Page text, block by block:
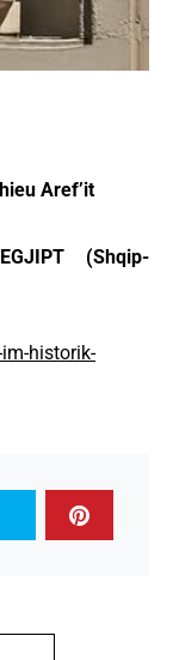
Aref’it
(Shqip-
historik-